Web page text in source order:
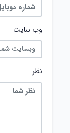
وب سایت
نظر